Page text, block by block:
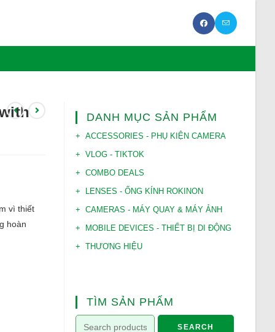
vì thiết
hoàn
DANH MỤC SẢN PHẨM
ACCESSORIES - PHỤ KIỆN CAMERA
VLOG - TIKTOK
COMBO DEALS
LENSES - ỐNG KÍNH ROKINON
CAMERAS - MÁY QUAY & MÁY ẢNH
MOBILE DEVICES - THIẾT BỊ DI ĐỘNG
THƯƠNG HIỆU
TÌM SẢN PHẨM
SEARCH